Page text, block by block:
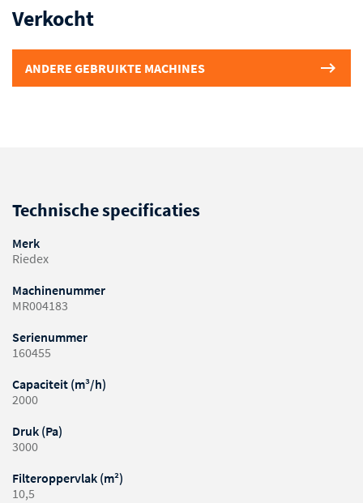
Verkocht
ANDERE GEBRUIKTE MACHINES
Technische specificaties
Merk
Riedex
Machinenummer
MR004183
Serienummer
160455
Capaciteit (m³/h)
2000
Druk (Pa)
3000
Filteroppervlak (m²)
10,5